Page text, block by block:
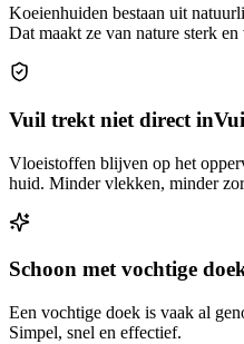
Koeienhuiden bestaan uit
Dat maakt ze van nature sterk
Vuil trekt niet direct in
Vloeistoffen blijven op het
huid. Minder vlekken, minder
Schoon met vochtige
Een vochtige doek is vaak al
Simpel, snel en effectief.